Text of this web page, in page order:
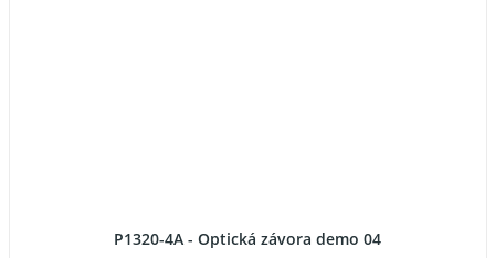
P1320-4A - Optická závora demo 04